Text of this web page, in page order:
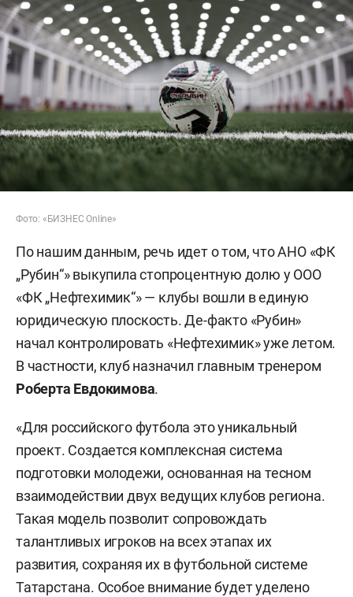
Фото: «БИЗНЕС Online»
По нашим данным, речь идет о том, что АНО «ФК
„Рубин“» выкупила стопроцентную долю у ООО
«ФК „Нефтехимик“» — клубы вошли в единую
юридическую плоскость. Де-факто «Рубин»
начал контролировать «Нефтехимик» уже летом.
В частности, клуб назначил главным тренером
Роберта Евдокимова.
«Для российского футбола это уникальный
проект. Создается комплексная система
подготовки молодежи, основанная на тесном
взаимодействии двух ведущих клубов региона.
Такая модель позволит сопровождать
талантливых игроков на всех этапах их
развития, сохраняя их в футбольной системе
Татарстана. Особое внимание будет уделено